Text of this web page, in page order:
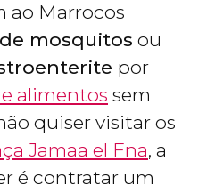
ao Marrocos
mosquitos ou
por
alimentos sem
quiser visitar os
Jamaa el Fna, a
é contratar um